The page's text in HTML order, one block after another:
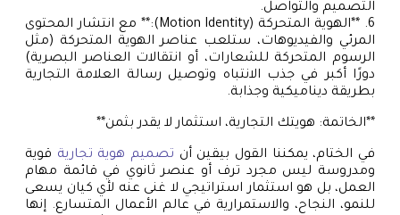
التصميم والتواصل.
6. **الهوية المتحركة (Motion Identity):** مع انتشار المحتوى
المرئي والفيديوهات، ستلعب عناصر الهوية المتحركة (مثل
الرسوم المتحركة للشعارات، أو انتقالات العناصر البصرية)
دورًا أكبر في جذب الانتباه وتوصيل رسالة العلامة التجارية
بطريقة ديناميكية وجذابة.
**الخاتمة: هويتك التجارية، استثمار لا يقدر بثمن**
في الختام، يمكننا القول بيقين أن تصميم هوية تجارية قوية
ومدروسة ليس مجرد ترف أو عنصر ثانوي في قائمة مهام
العمل، بل هو استثمار استراتيجي لا غنى عنه لأي كيان يسعى
للنمو، النجاح، والاستمرارية في عالم الأعمال المتسارع. إنها